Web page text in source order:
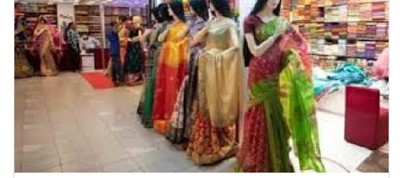
ফরিদগঞ্জে আগুনে পুড়লো ৬ ব্যবসা প্রতিষ্ঠান